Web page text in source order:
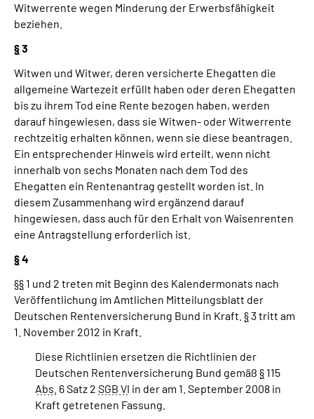
Witwerrente wegen Minderung der Erwerbsfähigkeit
beziehen.
§3
Witwen und Witwer, deren versicherte Ehegatten die
allgemeine Wartezeit erfüllt haben oder deren Ehegatten
bis zu ihrem Tod eine Rente bezogen haben, werden
darauf hingewiesen, dass sie Witwen- oder Witwerrente
rechtzeitig erhalten können, wenn sie diese beantragen.
Ein entsprechender Hinweis wird erteilt, wenn nicht
innerhalb von sechs Monaten nach dem Tod des
Ehegatten ein Rentenantrag gestellt worden ist. In
diesem Zusammenhang wird ergänzend darauf
hingewiesen, dass auch für den Erhalt von Waisenrenten
eine Antragstellung erforderlich ist.
§4
§§ 1 und 2 treten mit Beginn des Kalendermonats nach
Veröffentlichung im Amtlichen Mitteilungsblatt der
Deutschen Rentenversicherung Bund in Kraft. §3 tritt am
1. November 2012 in Kraft.
Diese Richtlinien ersetzen die Richtlinien der
Deutschen Rentenversicherung Bund gemäß § 115
Abs. 6 Satz 2 SGB VI in der am 1. September 2008 in
Kraft getretenen Fassung.